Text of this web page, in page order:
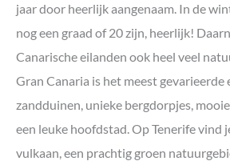
jaar door heerlijk aangenaam. In de
nog een graad of 20 zijn, heerlijk!
Canarische eilanden ook heel veel
Gran Canaria is het meest gevarieerde
zandduinen, unieke bergdorpjes,
een leuke hoofdstad. Op Tenerife vind
vulkaan, een prachtig groen